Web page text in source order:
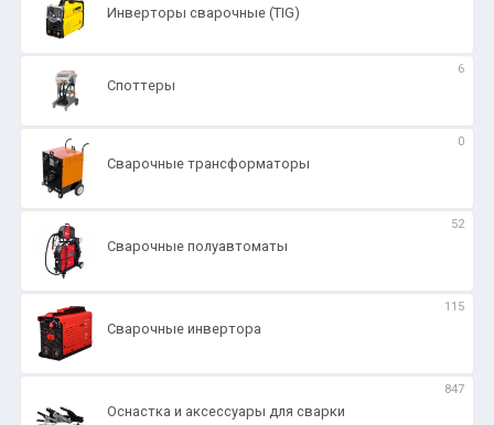
Инверторы сварочные (TIG)
Споттеры
6
Сварочные трансформаторы
0
Сварочные полуавтоматы
52
Сварочные инвертора
115
Оснастка и аксессуары для сварки
847